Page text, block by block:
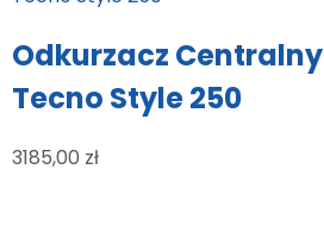
Odkurzacz Centralny
Tecno Style 250
3185,00 zł